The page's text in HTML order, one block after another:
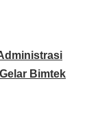
Bimtek